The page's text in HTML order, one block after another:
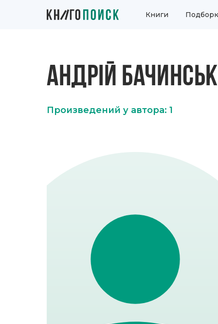
Книги
АНДРІЙ
Произведений у автора: 1